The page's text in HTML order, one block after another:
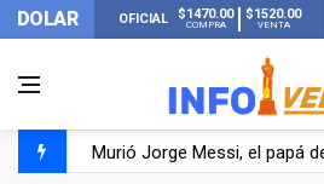
DOLAR OFICIAL $1470.00
COMPRA
$1520.00
VENTA
Murió Jorge Messi, el papá